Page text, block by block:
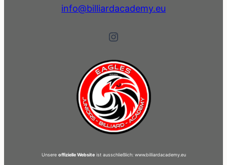
info@billiardacademy.eu
Instagram
Unsere offizielle Websiteist ausschließlich: www.billiardacademy.eu